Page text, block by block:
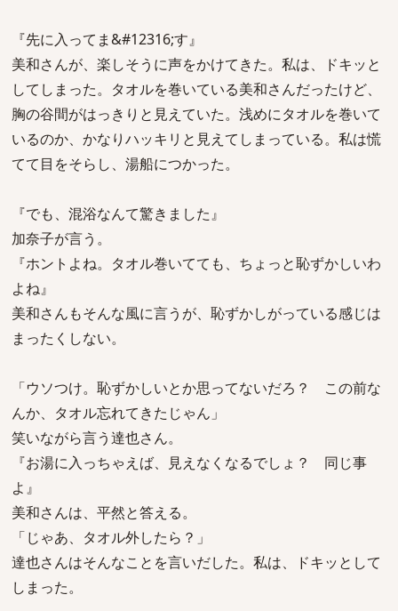
『先に入ってま&#12316;す』
美和さんが、楽しそうに声をかけてきた。私は、ドキッと
してしまった。タオルを巻いている美和さんだったけど、
胸の谷間がはっきりと見えていた。浅めにタオルを巻いて
いるのか、かなりハッキリと見えてしまっている。私は慌
てて目をそらし、湯船につかった。
『でも、混浴なんて驚きました』
加奈子が言う。
『ホントよね。タオル巻いてても、ちょっと恥ずかしいわ
よね』
美和さんもそんな風に言うが、恥ずかしがっている感じは
まったくしない。
「ウソつけ。恥ずかしいとか思ってないだろ？ この前な
んか、タオル忘れてきたじゃん」
笑いながら言う達也さん。
『お湯に入っちゃえば、見えなくなるでしょ？ 同じ事
よ』
美和さんは、平然と答える。
「じゃあ、タオル外したら？」
達也さんはそんなことを言いだした。私は、ドキッとして
しまった。